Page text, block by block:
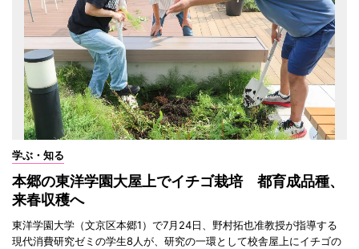
学ぶ・知る
本郷の東洋学園大屋上でイチゴ栽培 都育成品種、
来春収穫へ
東洋学園大学（文京区本郷1）で7月24日、野村拓也准教授が指導する
現代消費研究ゼミの学生8人が、研究の一環として校舎屋上にイチゴの